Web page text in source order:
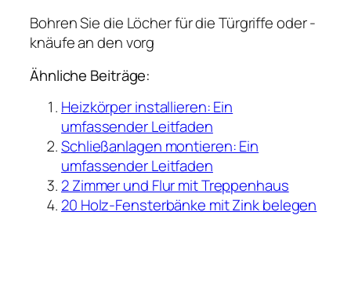
Bohren Sie die Löcher für die Türgriffe oder -
knäufe an den vorg
Ähnliche Beiträge:
Heizkörper installieren: Ein
umfassender Leitfaden
Schließanlagen montieren: Ein
umfassender Leitfaden
2 Zimmer und Flur mit Treppenhaus
20 Holz-Fensterbänke mit Zink belegen